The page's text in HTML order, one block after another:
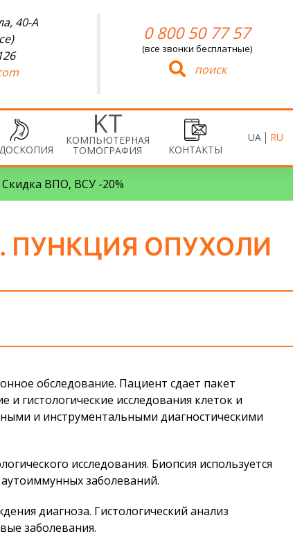
40-А
0 800 50 77 57
(все звонки бесплатные)
поиск
КОМПЬЮТЕРНАЯ
ТОМОГРАФИЯ КОНТАКТЫ
UA RU
Скидка ВПО, ВСУ -20%
ПУНКЦИЯ ОПУХОЛИ
обследование. Пациент сдает пакет
гистологические исследования клеток и
и инструментальными диагностическими
исследования. Биопсия используется
заболеваний.
диагноза. Гистологический анализ
заболевания.